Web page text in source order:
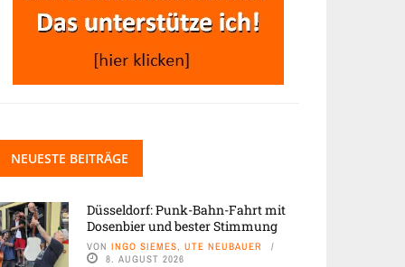
NEUESTE BEITRÄGE
Düsseldorf: Punk-Bahn-Fahrt mit
Dosenbier und bester Stimmung
VON INGO SIEMES, UTE NEUBAUER
8. AUGUST 2026